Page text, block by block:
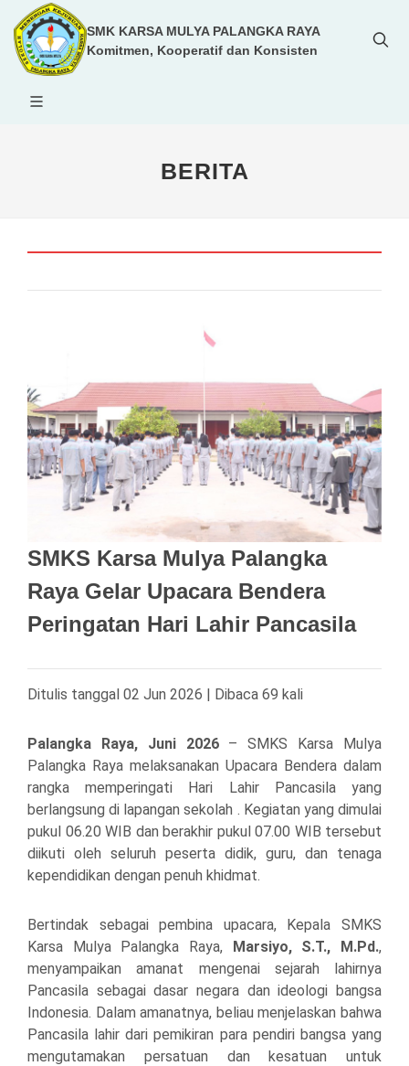
SMK KARSA MULYA PALANGKA RAYA
Komitmen, Kooperatif dan Konsisten
BERITA
SMKS Karsa Mulya Palangka
Raya Gelar Upacara Bendera
Peringatan Hari Lahir Pancasila
Ditulis tanggal 02 Jun 2026 | Dibaca 69 kali
Palangka Raya, Juni 2026– SMKS Karsa Mulya
Palangka Raya melaksanakan Upacara Bendera dalam
rangka memperingati Hari Lahir Pancasila yang
berlangsung di lapangan sekolah . Kegiatan yang dimulai
pukul 06.20 WIB dan berakhir pukul 07.00 WIB tersebut
diikuti oleh seluruh peserta didik, guru, dan tenaga
kependidikan dengan penuh khidmat.
Bertindak sebagai pembina upacara, Kepala SMKS
Karsa Mulya Palangka Raya, Marsiyo, S.T., M.Pd.,
menyampaikan amanat mengenai sejarah lahirnya
Pancasila sebagai dasar negara dan ideologi bangsa
Indonesia. Dalam amanatnya, beliau menjelaskan bahwa
Pancasila lahir dari pemikiran para pendiri bangsa yang
mengutamakan persatuan dan kesatuan untuk